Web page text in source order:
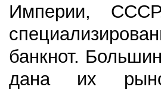
Империи,
банкнот.
дана их